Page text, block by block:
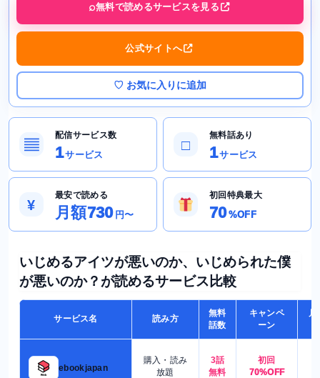
無料で読めるサービスを見る
公式サイトへ
♡ お気に入りに追加
▤
配信サービス数
1サービス
□
無料話あり
1サービス
¥
最安で読める
月額730 円〜
初回特典最大
70%OFF
いじめるアイツが悪いのか、いじめられた僕
が悪いのか？が読めるサービス比較
サービス名 読み方
無料
話数
キャンペ
ーン
月
ebookjapan
購入・読み
放題
3話
無料
初回
70%OFF